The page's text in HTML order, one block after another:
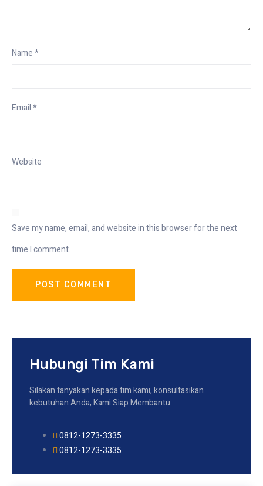
Name*
Email*
Website
Save my name, email, and website in this browser for the next
time I comment.
Hubungi Tim Kami
Silakan tanyakan kepada tim kami, konsultasikan
kebutuhan Anda, Kami Siap Membantu.
0812-1273-3335
0812-1273-3335